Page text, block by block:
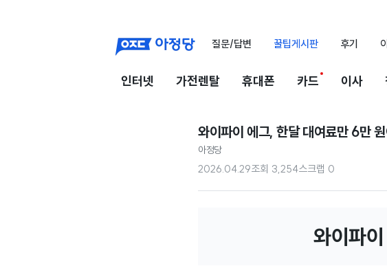
질문/답변 꿀팁게시판 후기
인터넷 가전렌탈 휴대폰 카드 이사
와이파이 에그, 한달 대여료만 6만
아정당
2026.04.29조회 3,254스크랩 0
와이파